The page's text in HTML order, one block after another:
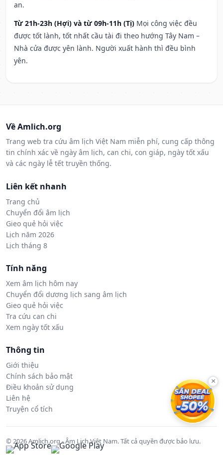
an.
Từ 21h-23h (Hợi) và từ 09h-11h (Tị) Mọi công việc đều
được tốt lành, tốt nhất cầu tài đi theo hướng Tây Nam –
Nhà cửa được yên lành. Người xuất hành thì đều bình
yên.
Về Amlich.org
Trang web tra cứu âm lịch Việt Nam miễn phí, cung cấp thông
tin chính xác về ngày âm lịch, can chi, con giáp, ngày tốt xấu
và các ngày lễ tết truyền thống.
Liên kết nhanh
Trang chủ
Chuyển đổi âm lịch
Gieo quẻ hỏi việc
Lịch năm 2026
Lịch tháng 8
Tính năng
Xem âm lịch hôm nay
Chuyển đổi dương lịch sang âm lịch
Gieo quẻ hỏi việc
Tra cứu can chi
Xem ngày tốt xấu
Thông tin
Giới thiệu
Chính sách bảo mật
Điều khoản sử dụng
Liên hệ
Truyện cổ tích
© 2026 Amlich.org - Âm Lịch Việt Nam. Tất cả quyền được bảo lưu.
×